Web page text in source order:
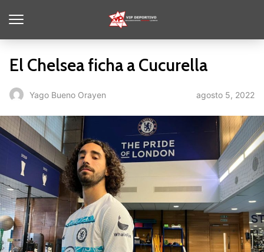
El Chelsea ficha a Cucurella
Yago Bueno Orayen agosto 5, 2022